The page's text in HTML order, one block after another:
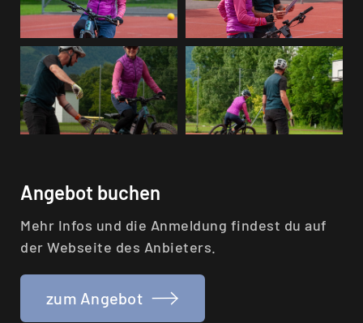
Angebot buchen
Mehr Infos und die Anmeldung findest du auf
der Webseite des Anbieters.
zum Angebot